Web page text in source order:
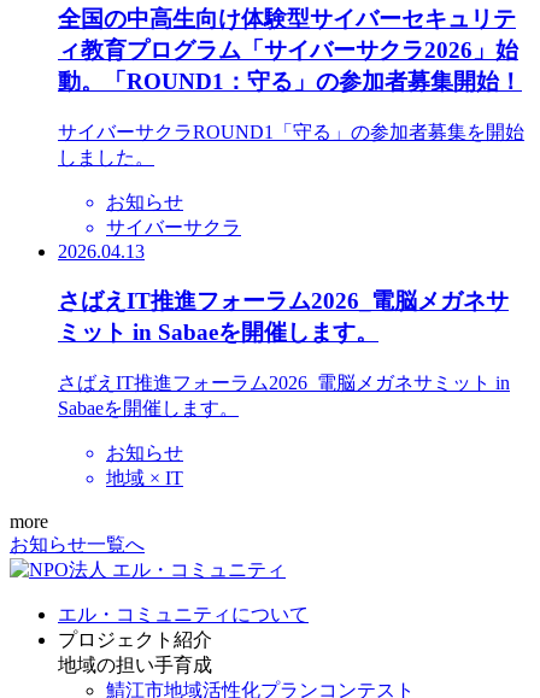
全国の中高生向け体験型サイバーセキュリテ
ィ教育プログラム「サイバーサクラ2026」始
動。「ROUND1：守る」の参加者募集開始！
サイバーサクラROUND1「守る」の参加者募集を開始
しました。
お知らせ
サイバーサクラ
2026.04.13
さばえIT推進フォーラム2026_電脳メガネサ
ミット in Sabaeを開催します。
さばえIT推進フォーラム2026_電脳メガネサミット in
Sabaeを開催します。
お知らせ
地域 × IT
more
お知らせ一覧へ
エル・コミュニティについて
プロジェクト紹介
地域の担い手育成
鯖江市地域活性化プランコンテスト